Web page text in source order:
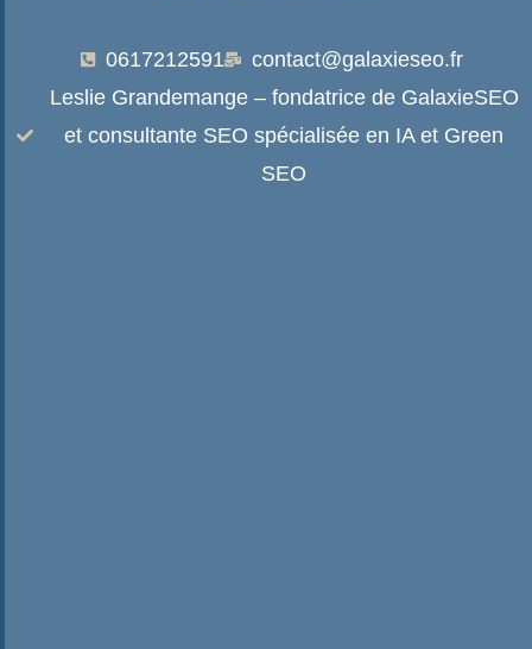
0617212591
contact@galaxieseo.fr
Leslie Grandemange – fondatrice de GalaxieSEO
et consultante SEO spécialisée en IA et Green
SEO